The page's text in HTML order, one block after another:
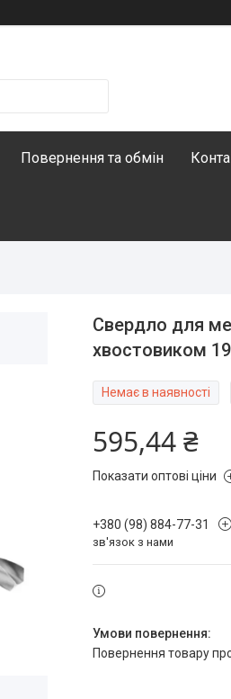
Повернення та обмін
Свердло для
хвостовиком
Немає в наявності
595,44 ₴
Показати оптові ціни
+380 (98) 884-77-31
зв'язок з нами
повернення товару